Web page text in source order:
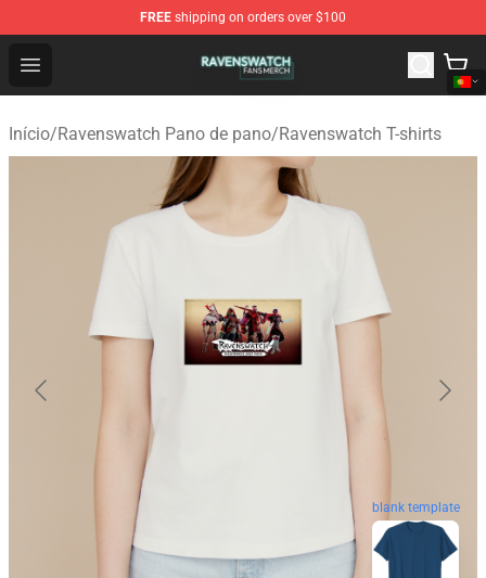
FREE shipping on orders over $100
Open menu
Ravenswatch Shop - Official Ravenswatch Merchandise
Início/Ravenswatch Pano de pano/Ravenswatch T-shirts
blank template